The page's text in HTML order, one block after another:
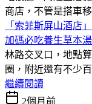
商店，不管是搭車
「索菲斯屏山酒店
加碼必吃養生草本湯
林路交叉口，地點
圈，附近還有不少
繼續閱讀
2個月前